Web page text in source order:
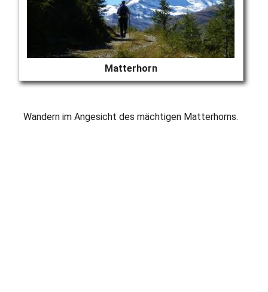
Matterhorn
Wandern im Angesicht des mächtigen Matterhorns.